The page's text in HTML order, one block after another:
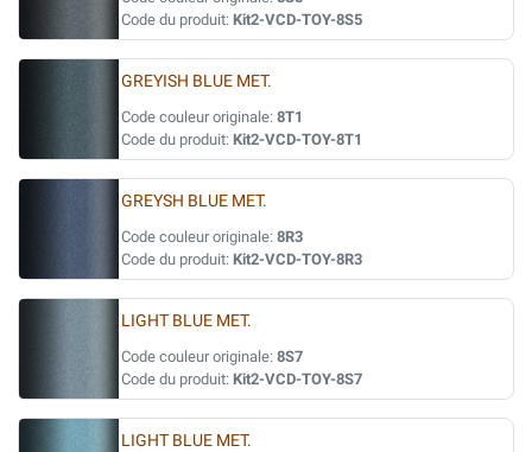
Code du produit: Kit2-VCD-TOY-8S5
GREYISH BLUE MET.
Code couleur originale: 8T1
Code du produit: Kit2-VCD-TOY-8T1
GREYSH BLUE MET.
Code couleur originale: 8R3
Code du produit: Kit2-VCD-TOY-8R3
LIGHT BLUE MET.
Code couleur originale: 8S7
Code du produit: Kit2-VCD-TOY-8S7
LIGHT BLUE MET.